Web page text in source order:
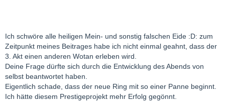
Ich schwöre alle heiligen Mein- und sonstig falschen Eide :D: zum
Zeitpunkt meines Beitrages habe ich nicht einmal geahnt, dass der
3. Akt einen anderen Wotan erleben wird.
Deine Frage dürfte sich durch die Entwicklung des Abends von
selbst beantwortet haben.
Eigentlich schade, dass der neue Ring mit so einer Panne beginnt.
Ich hätte diesem Prestigeprojekt mehr Erfolg gegönnt.